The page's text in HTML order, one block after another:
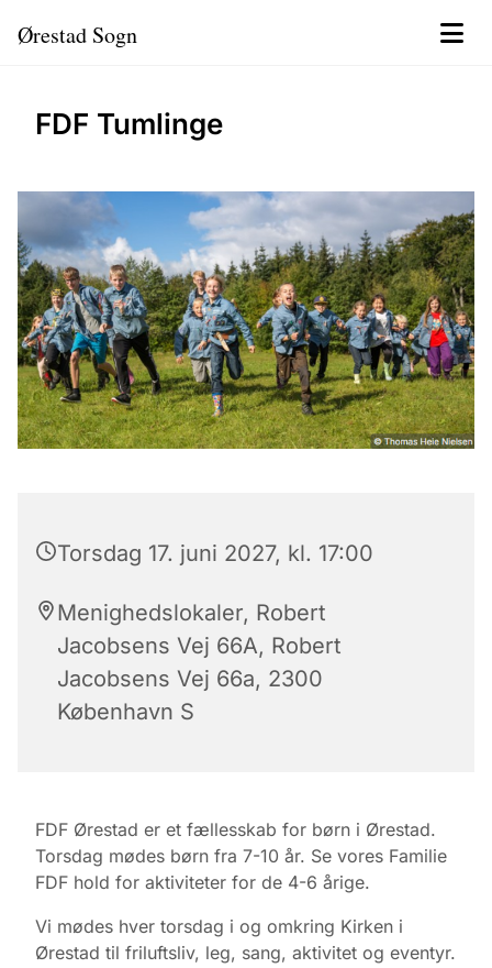
Ørestad Sogn
FDF Tumlinge
Torsdag 17. juni 2027, kl. 17:00
Menighedslokaler, Robert
Jacobsens Vej 66A, Robert
Jacobsens Vej 66a, 2300
København S
FDF Ørestad er et fællesskab for børn i Ørestad.
Torsdag mødes børn fra 7-10 år. Se vores Familie
FDF hold for aktiviteter for de 4-6 årige.
Vi mødes hver torsdag i og omkring Kirken i
Ørestad til friluftsliv, leg, sang, aktivitet og eventyr.